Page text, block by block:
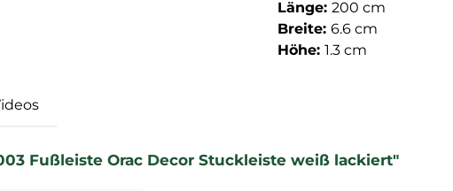
Länge: 200 cm
Breite: 6.6 cm
Höhe: 1.3 cm
Fußleiste Orac Decor Stuckleiste weiß lackiert"